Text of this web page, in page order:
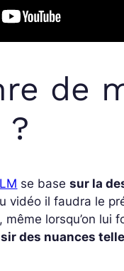
de
?
se basesur la
vidéo il faudra le
même lorsqu’on
des nuances